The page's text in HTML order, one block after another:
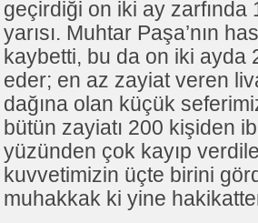
geçirdiği on iki ay
yarısı. Muhtar Paşa’nın
kaybetti, bu da on iki ayda
eder; en az zayiat veren
dağına olan küçük
bütün zayiatı 200 kişiden
yüzünden çok kayıp
kuvvetimizin üçte birini
muhakkak ki yine